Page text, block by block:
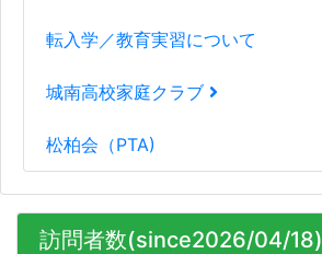
転入学／教育実習について
城南高校家庭クラブ
松柏会（PTA)
訪問者数(since2026/04/18)